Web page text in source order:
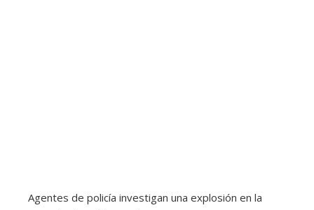
Agentes de policía investigan una explosión en la